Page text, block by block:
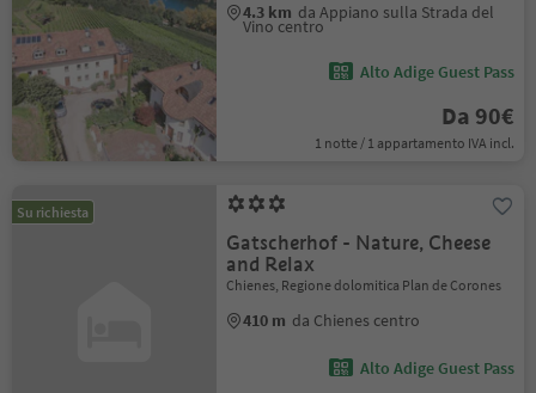
4.3 km da Appiano sulla Strada del
Vino centro
Alto Adige Guest Pass
Da 90€
1 notte / 1 appartamento IVA incl.
Su richiesta
Gatscherhof - Nature, Cheese
and Relax
Chienes, Regione dolomitica Plan de Corones
410 m da Chienes centro
Alto Adige Guest Pass